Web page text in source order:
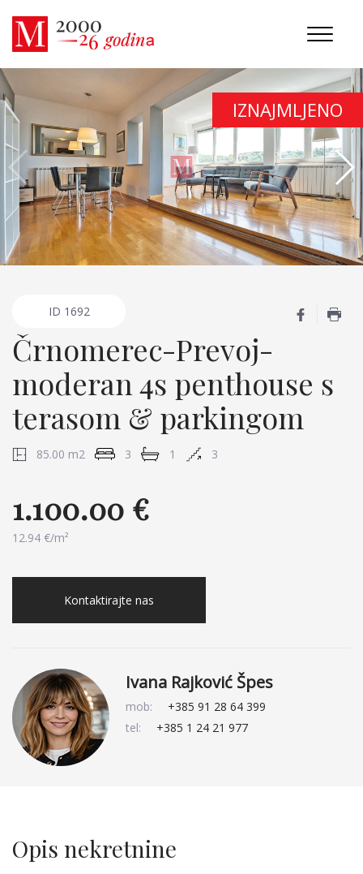
IZNAJMLJENO
ID 1692
Črnomerec-Prevoj-
moderan 4s penthouse s
terasom & parkingom
85.00 m2 3 1 3
1.100.00 €
12.94 €/m²
Kontaktirajte nas
Ivana Rajković Špes
mob:
+385 91 28 64 399
tel:
+385 1 24 21 977
Opis nekretnine